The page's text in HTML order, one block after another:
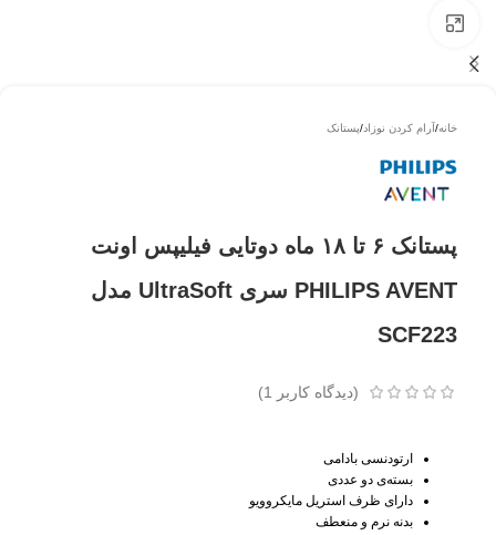
خانه/آرام کردن نوزاد/پستانک
پستانک ۶ تا ۱۸ ماه دوتایی فیلیپس اونت
PHILIPS AVENT سری UltraSoft مدل
SCF223
(دیدگاه کاربر 1
)
ارتودنسی بادامی
بسته‌ی دو عددی
دارای ظرف استریل مایکروویو
بدنه نرم و منعطف